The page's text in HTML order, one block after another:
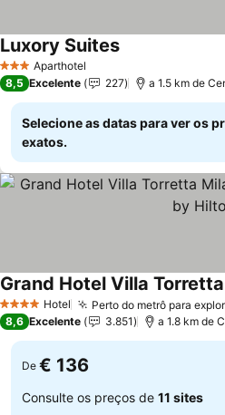
3 EstrelasAparthotel
Luxory Suites
8,5 Excelente 227 a 1.5 km de
Selecione as datas para ver os
exatos.
4 EstrelasHotel Perto do metrô para
8,6 Excelente 3.851 a 1.8 km de
De € 136
Consulte os preços de 11 sites